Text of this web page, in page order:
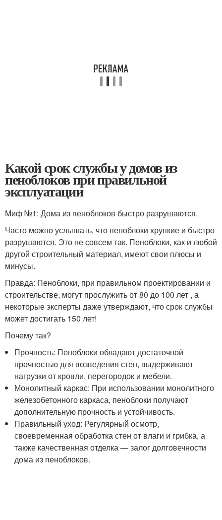
Какой срок службы у домов из
пеноблоков при правильной
эксплуатации
Миф №1: Дома из пеноблоков быстро разрушаются.
Часто можно услышать, что пеноблоки хрупкие и быстро
разрушаются. Это не совсем так. Пеноблоки, как и любой
другой строительный материал, имеют свои плюсы и
минусы.
Правда: Пеноблоки, при правильном проектировании и
строительстве, могут прослужить от 80 до 100 лет , а
некоторые эксперты даже утверждают, что срок службы
может достигать 150 лет!
Почему так?
Прочность: Пеноблоки обладают достаточной
прочностью для возведения стен, выдерживают
нагрузки от кровли, перегородок и мебели.
Монолитный каркас: При использовании монолитного
железобетонного каркаса, пеноблоки получают
дополнительную прочность и устойчивость.
Правильный уход: Регулярный осмотр,
своевременная обработка стен от влаги и грибка, а
также качественная отделка — залог долговечности
дома из пеноблоков.